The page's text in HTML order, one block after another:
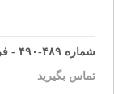
شماره ۴۸۹-۴۹۰ - فروردین ۱۴۰۳
تماس بگیرید